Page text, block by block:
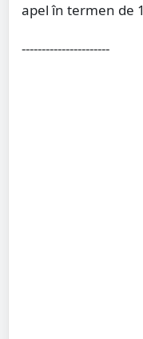
apel în termen de
----------------------